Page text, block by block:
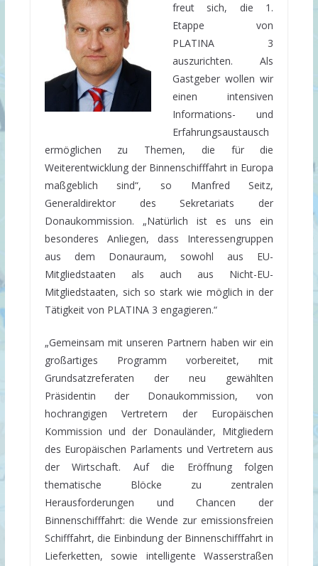
freut sich, die 1.
Etappe von
PLATINA 3
auszurichten. Als
Gastgeber wollen wir
einen intensiven
Informations- und
Erfahrungsaustausch
ermöglichen zu Themen, die für die
Weiterentwicklung der Binnenschifffahrt in Europa
maßgeblich sind“, so Manfred Seitz,
Generaldirektor des Sekretariats der
Donaukommission. „Natürlich ist es uns ein
besonderes Anliegen, dass Interessengruppen
aus dem Donauraum, sowohl aus EU-
Mitgliedstaaten als auch aus Nicht-EU-
Mitgliedstaaten, sich so stark wie möglich in der
Tätigkeit von PLATINA 3 engagieren.“
„Gemeinsam mit unseren Partnern haben wir ein
großartiges Programm vorbereitet, mit
Grundsatzreferaten der neu gewählten
Präsidentin der Donaukommission, von
hochrangigen Vertretern der Europäischen
Kommission und der Donauländer, Mitgliedern
des Europäischen Parlaments und Vertretern aus
der Wirtschaft. Auf die Eröffnung folgen
thematische Blöcke zu zentralen
Herausforderungen und Chancen der
Binnenschifffahrt: die Wende zur emissionsfreien
Schifffahrt, die Einbindung der Binnenschifffahrt in
Lieferketten, sowie intelligente Wasserstraßen